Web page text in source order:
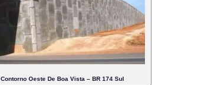
Contorno Oeste De Boa Vista – BR 174 Sul